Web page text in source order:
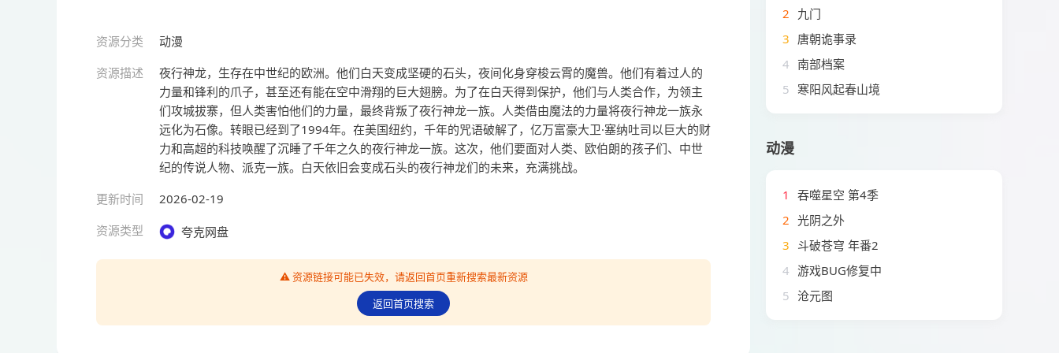
资源分类
动漫
资源描述
夜行神龙，生存在中世纪的欧洲。他们白天变成坚硬的石头，夜间化身穿梭云霄的魔兽。他们有着过人的
力量和锋利的爪子，甚至还有能在空中滑翔的巨大翅膀。为了在白天得到保护，他们与人类合作，为领主
们攻城拔寨，但人类害怕他们的力量，最终背叛了夜行神龙一族。人类借由魔法的力量将夜行神龙一族永
远化为石像。转眼已经到了1994年。在美国纽约，千年的咒语破解了，亿万富豪大卫·塞纳吐司以巨大的财
力和高超的科技唤醒了沉睡了千年之久的夜行神龙一族。这次，他们要面对人类、欧伯朗的孩子们、中世
纪的传说人物、派克一族。白天依旧会变成石头的夜行神龙们的未来，充满挑战。
更新时间
2026-02-19
资源类型
夸克网盘
⚠️ 资源链接可能已失效，请返回首页重新搜索最新资源
返回首页搜索
2 九门
3 唐朝诡事录
4 南部档案
5 寒阳风起春山境
动漫
1
吞噬星空 第4季
2 光阴之外
3 斗破苍穹 年番2
4 游戏BUG修复中
5 沧元图